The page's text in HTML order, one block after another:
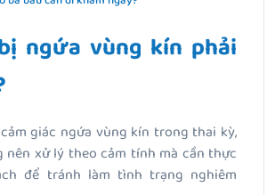
ngứa vùng kín phải
giác ngứa vùng kín trong thai kỳ,
nên xử lý theo cảm tính mà cần thực
để tránh làm tình trạng nghiêm